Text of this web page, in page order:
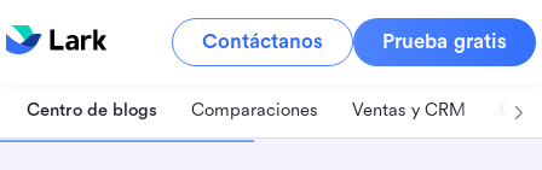
Contáctanos Prueba gratis
Centro de blogs Comparaciones Ventas y CRM